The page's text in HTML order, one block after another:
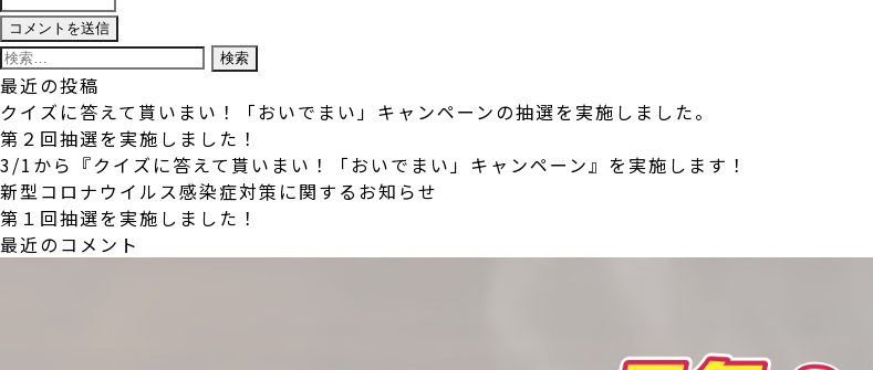
検
索:
最近の投稿
クイズに答えて貰いまい！「おいでまい」キャンペーンの抽選を実施しました。
第２回抽選を実施しました！
3/1から『クイズに答えて貰いまい！「おいでまい」キャンペーン』を実施します！
新型コロナウイルス感染症対策に関するお知らせ
第１回抽選を実施しました！
最近のコメント